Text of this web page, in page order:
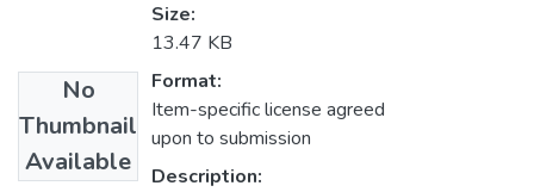
No
Thumbnail
Available
Size:
13.47 KB
Format:
Item-specific license agreed
upon to submission
Description: